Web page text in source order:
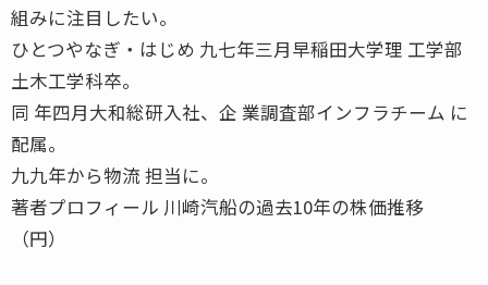
組みに注目したい。
ひとつやなぎ・はじめ 九七年三月早稲田大学理 工学部
土木工学科卒。
同 年四月大和総研入社、企 業調査部インフラチーム に
配属。
九九年から物流 担当に。
著者プロフィール 川崎汽船の過去10年の株価推移
（円）